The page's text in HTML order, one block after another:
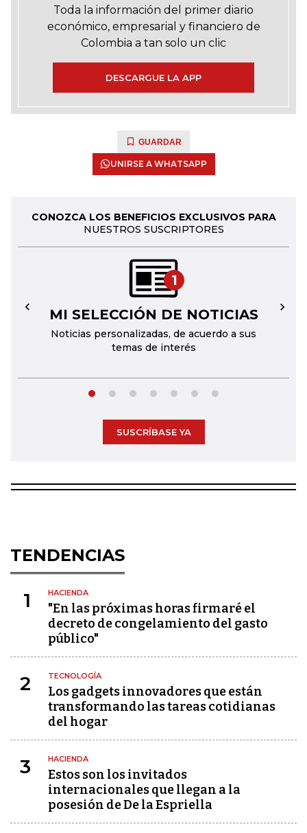
Toda la información del primer diario
económico, empresarial y financiero de
Colombia a tan solo un clic
DESCARGUE LA APP
GUARDAR
UNIRSE A WHATSAPP
CONOZCA LOS BENEFICIOS EXCLUSIVOS PARA
NUESTROS SUSCRIPTORES
1
MI SELECCIÓN DE NOTICIAS
Noticias personalizadas, de acuerdo a sus
temas de interés
← →
SUSCRÍBASE YA
TENDENCIAS
1 HACIENDA
"En las próximas horas firmaré el
decreto de congelamiento del gasto
público"
2 TECNOLOGÍA
Los gadgets innovadores que están
transformando las tareas cotidianas
del hogar
3 HACIENDA
Estos son los invitados
internacionales que llegan a la
posesión de De la Espriella